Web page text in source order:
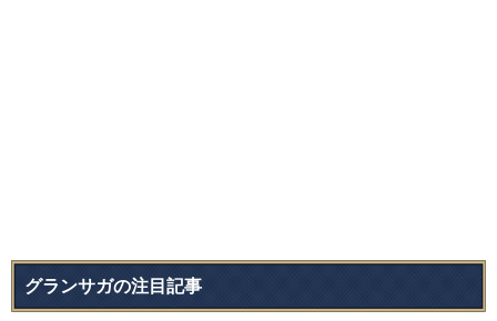
グランサガの注目記事